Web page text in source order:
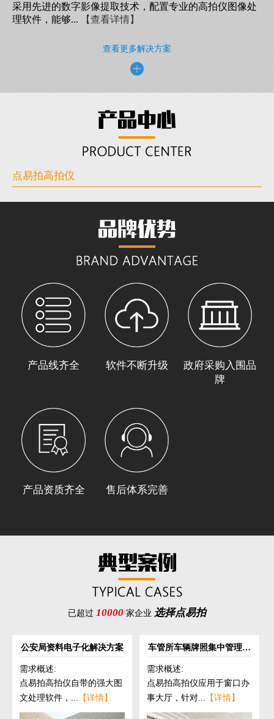
采用先进的数字影像提取技术，配置专业的高拍仪图像处
理软件，能够...【查看详情】
查看更多解决方案
点易拍高拍仪
产品线齐全 软件不断升级
政府采购入围品
牌
产品资质齐全 售后体系完善
已超过 10000 家企业 选择点易拍
公安局资料电子化解决方案
需求概述:
点易拍高拍仪自带的强大图
文处理软件，... 【详情】
车管所车辆牌照集中管理解
需求概述:
点易拍高拍仪应用于窗口办
事大厅，针对... 【详情】